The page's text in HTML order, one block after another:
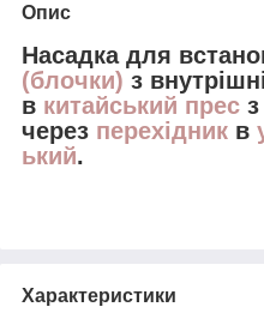
Опис
Насадка для
(блочки) з
в китайський прес
через перехідник в
ький.
Характеристики